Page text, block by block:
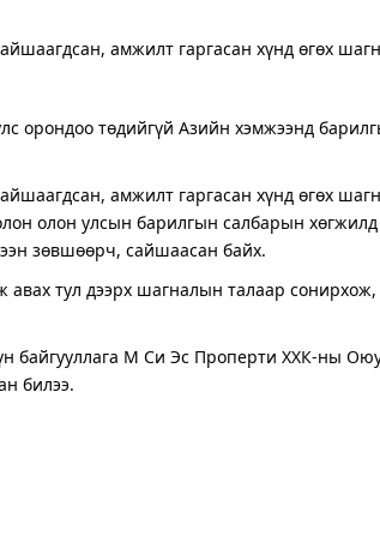
амжилт гаргасан хүнд өгөх
орондоо төдийгүй Азийн хэмжээнд
амжилт гаргасан хүнд өгөх
олон улсын барилгын салбарын хөгжилд
зөвшөөрч, сайшаасан байх.
тул дээрх шагналын талаар
М Си Эс Проперти ХХК-ны
билээ.